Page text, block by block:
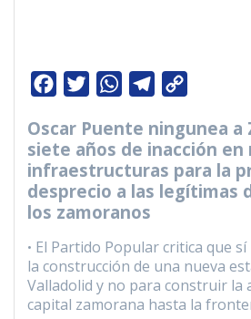
c
e
b
o
o
k
i
t
t
e
r
W
a
t
s
A
p
l
e
g
m
p
y
L
k
Oscar Puente ningunea a
siete años de inacción en
infraestructuras para la
desprecio a las legítimas
los zamoranos
• El Partido Popular critica que
la construcción de una nueva
Valladolid y no para construir la
capital zamorana hasta la